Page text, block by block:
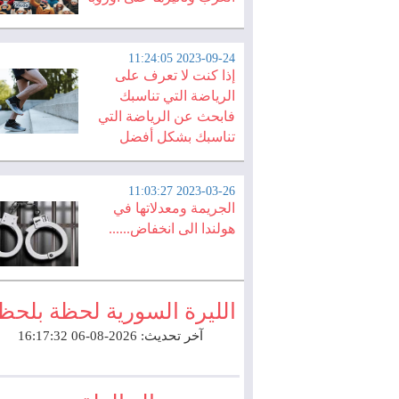
2023-09-24 11:24:05
إذا كنت لا تعرف على
الرياضة التي تناسبك
فابحث عن الرياضة التي
تناسبك بشكل أفضل
2023-03-26 11:03:27
الجريمة ومعدلاتها في
هولندا الى انخفاض......
الليرة السورية لحظة
آخر تحديث: 2026-08-06 16:17:32